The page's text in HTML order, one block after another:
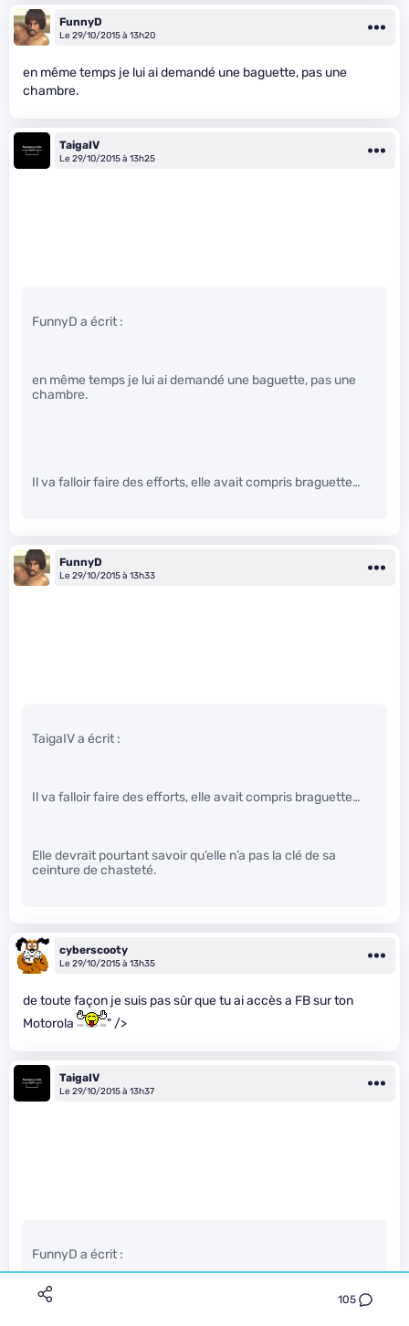
105
FunnyD
Le 29/10/2015 à 13h20
en même temps je lui ai demandé une baguette, pas une
chambre.
TaigaIV
Le 29/10/2015 à 13h25
FunnyD a écrit :
en même temps je lui ai demandé une baguette, pas une
chambre.
Il va falloir faire des efforts, elle avait compris braguette…
FunnyD
Le 29/10/2015 à 13h33
TaigaIV a écrit :
Il va falloir faire des efforts, elle avait compris braguette…
Elle devrait pourtant savoir qu’elle n’a pas la clé de sa
ceinture de chasteté.
cyberscooty
Le 29/10/2015 à 13h35
de toute façon je suis pas sûr que tu ai accès a FB sur ton
Motorola
" />
TaigaIV
Le 29/10/2015 à 13h37
FunnyD a écrit :